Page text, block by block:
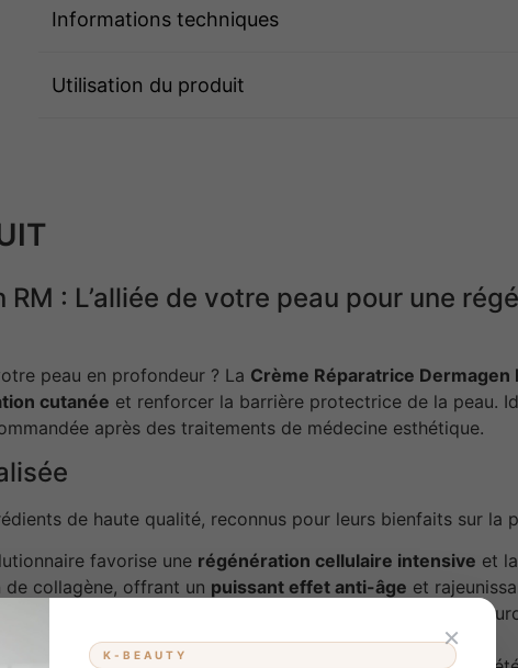
Informations techniques
Utilisation du produit
: L’alliée de votre peau pour une
peau en profondeur ? La Crème Réparatrice Dermagen
cutanée et renforcer la barrière protectrice de la peau.
après des traitements de médecine esthétique.
de haute qualité, reconnus pour leurs bienfaits sur la
favorise une régénération cellulaire intensive et la
collagène, offrant un puissant effet anti-âge et
apaise les inflammations, stimule la synthèse d’acide
peau plus ferme.
×
K-BEAUTY